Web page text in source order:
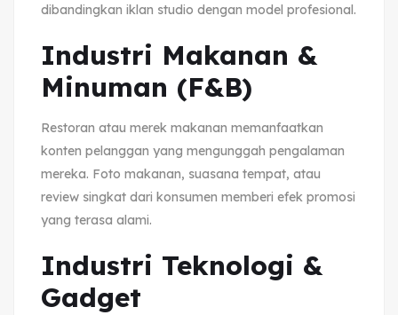
dibandingkan iklan studio dengan model profesional.
Industri Makanan &
Minuman (F&B)
Restoran atau merek makanan memanfaatkan
konten pelanggan yang mengunggah pengalaman
mereka. Foto makanan, suasana tempat, atau
review singkat dari konsumen memberi efek promosi
yang terasa alami.
Industri Teknologi &
Gadget